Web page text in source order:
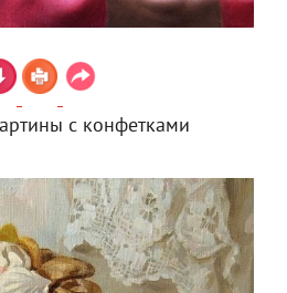
с конфетками